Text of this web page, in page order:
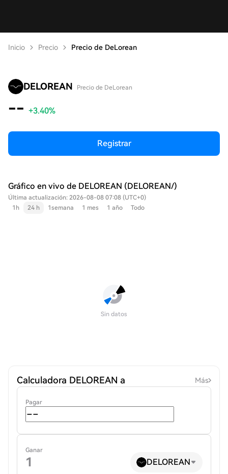
Inicio Precio Precio de DeLorean
DELOREAN Precio de DeLorean
-- +3.40%
Registrar
Gráfico en vivo de DELOREAN (DELOREAN/)
Última actualización: 2026-08-08 07:08 (UTC+0)
1h
24 h 1semana 1 mes 1 año Todo
Sin datos
Calculadora DELOREAN a Más
Pagar
Ganar
DELOREAN